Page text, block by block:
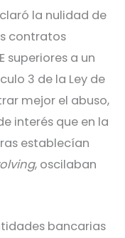
la nulidad de
contratos
superiores a un
3 de la Ley de
mejor el abuso,
interés que en la
establecían
, oscilaban
bancarias